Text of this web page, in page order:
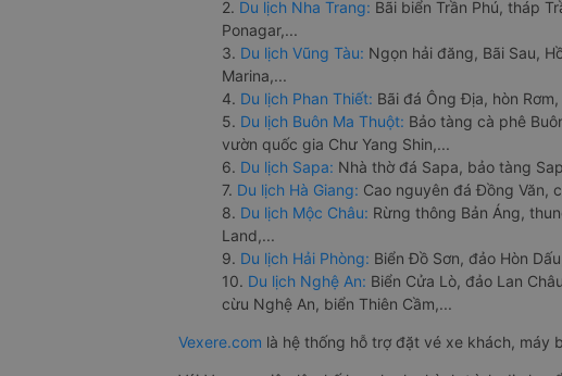
2. Du lịch Nha Trang: Bãi biển Trần Phú, tháp
Ponagar,...
3. Du lịch Vũng Tàu: Ngọn hải đăng, Bãi Sau,
Marina,...
4. Du lịch Phan Thiết: Bãi đá Ông Địa, hòn
5. Du lịch Buôn Ma Thuột: Bảo tàng cà phê
vườn quốc gia Chư Yang Shin,...
6. Du lịch Sapa: Nhà thờ đá Sapa, bảo tàng
7. Du lịch Hà Giang: Cao nguyên đá Đồng Văn,
8. Du lịch Mộc Châu: Rừng thông Bản Áng,
Land,...
9. Du lịch Hải Phòng: Biển Đồ Sơn, đảo Hòn
10. Du lịch Nghệ An: Biển Cửa Lò, đảo Lan
cừu Nghệ An, biển Thiên Cầm,...
Vexere.com là hệ thống hỗ trợ đặt vé xe khách, máy